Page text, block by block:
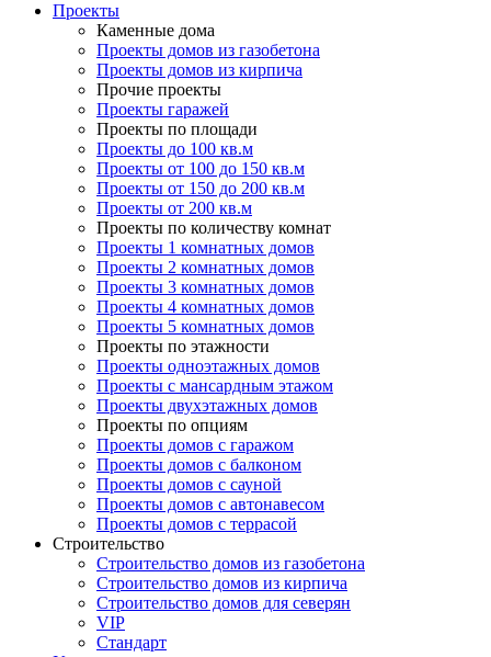
Проекты
Каменные дома
Проекты домов из газобетона
Проекты домов из кирпича
Прочие проекты
Проекты гаражей
Проекты по площади
Проекты до 100 кв.м
Проекты от 100 до 150 кв.м
Проекты от 150 до 200 кв.м
Проекты от 200 кв.м
Проекты по количеству комнат
Проекты 1 комнатных домов
Проекты 2 комнатных домов
Проекты 3 комнатных домов
Проекты 4 комнатных домов
Проекты 5 комнатных домов
Проекты по этажности
Проекты одноэтажных домов
Проекты с мансардным этажом
Проекты двухэтажных домов
Проекты по опциям
Проекты домов с гаражом
Проекты домов с балконом
Проекты домов с сауной
Проекты домов с автонавесом
Проекты домов с террасой
Строительство
Строительство домов из газобетона
Строительство домов из кирпича
Строительство домов для северян
VIP
Стандарт